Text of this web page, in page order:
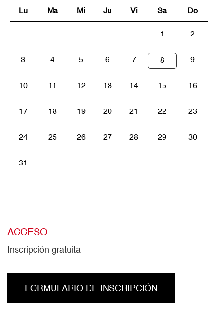
Lu Ma Mi Ju Vi Sa Do
1 2
3 4 5 6 7 8 9
10 11 12 13 14 15 16
17 18 19 20 21 22 23
24 25 26 27 28 29 30
31
ACCESO
Inscripción gratuita
FORMULARIO DE INSCRIPCIÓN